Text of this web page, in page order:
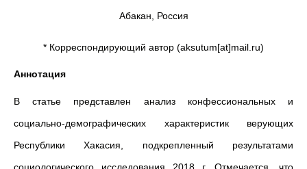
Абакан, Россия
* Корреспондирующий автор (aksutum[at]mail.ru)
Аннотация
В статье представлен анализ конфессиональных и
социально-демографических характеристик верующих
Республики Хакасия, подкрепленный результатами